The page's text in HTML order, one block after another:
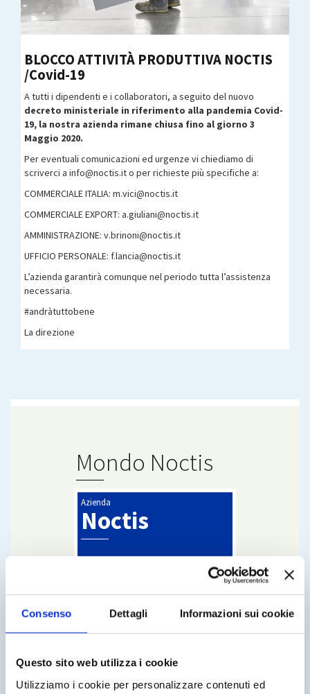
Consenso Dettagli Informazioni sui cookie
Questo sito web utilizza i cookie
Utilizziamo i cookie per personalizzare contenuti ed
BLOCCO ATTIVITÀ PRODUTTIVA NOCTIS
/Covid-19
A tutti i dipendenti e i collaboratori, a seguito del nuovo
decreto ministeriale in riferimento alla pandemia Covid-
19, la nostra azienda rimane chiusa fino al giorno 3
Maggio 2020.
Per eventuali comunicazioni ed urgenze vi chiediamo di
scriverci a info@noctis.it o per richieste più specifiche a:
COMMERCIALE ITALIA: m.vici@noctis.it
COMMERCIALE EXPORT: a.giuliani@noctis.it
AMMINISTRAZIONE: v.brinoni@noctis.it
UFFICIO PERSONALE: f.lancia@noctis.it
L’azienda garantirà comunque nel periodo tutta l’assistenza
necessaria.
#andràtuttobene
La direzione
Mondo Noctis
Azienda
Noctis